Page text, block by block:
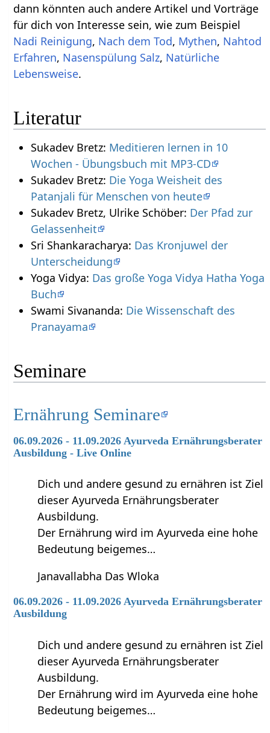
dann könnten auch andere Artikel und Vorträge
für dich von Interesse sein, wie zum Beispiel
Nadi Reinigung, Nach dem Tod, Mythen, Nahtod
Erfahren, Nasenspülung Salz, Natürliche
Lebensweise.
Literatur
Sukadev Bretz: Meditieren lernen in 10
Wochen - Übungsbuch mit MP3-CD
Sukadev Bretz: Die Yoga Weisheit des
Patanjali für Menschen von heute
Sukadev Bretz, Ulrike Schöber: Der Pfad zur
Gelassenheit
Sri Shankaracharya: Das Kronjuwel der
Unterscheidung
Yoga Vidya: Das große Yoga Vidya Hatha Yoga
Buch
Swami Sivananda: Die Wissenschaft des
Pranayama
Seminare
Ernährung Seminare
06.09.2026 - 11.09.2026 Ayurveda Ernährungsberater
Ausbildung - Live Online
Dich und andere gesund zu ernähren ist Ziel
dieser Ayurveda Ernährungsberater
Ausbildung.
Der Ernährung wird im Ayurveda eine hohe
Bedeutung beigemes…
Janavallabha Das Wloka
06.09.2026 - 11.09.2026 Ayurveda Ernährungsberater
Ausbildung
Dich und andere gesund zu ernähren ist Ziel
dieser Ayurveda Ernährungsberater
Ausbildung.
Der Ernährung wird im Ayurveda eine hohe
Bedeutung beigemes…